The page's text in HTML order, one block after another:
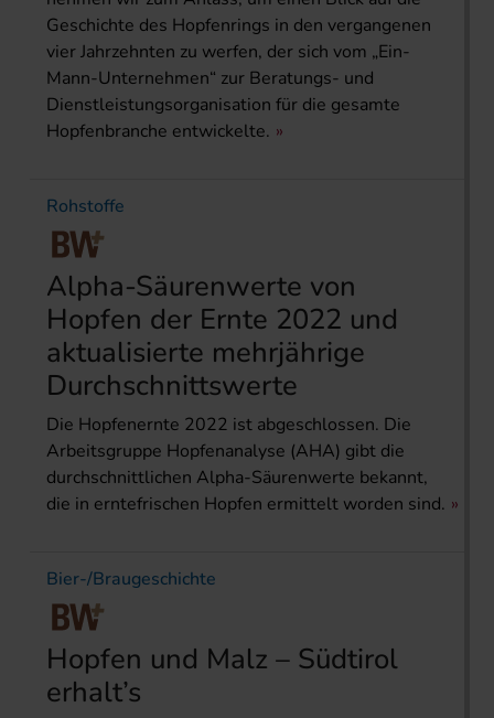
Geschichte des Hopfenrings in den vergangenen
vier Jahrzehnten zu werfen, der sich vom „Ein-
Mann-Unternehmen“ zur Beratungs- und
Dienstleistungsorganisation für die gesamte
Hopfenbranche entwickelte.
Rohstoffe
Alpha-Säurenwerte von
Hopfen der Ernte 2022 und
aktualisierte mehrjährige
Durchschnittswerte
Die Hopfenernte 2022 ist abgeschlossen. Die
Arbeitsgruppe Hopfenanalyse (AHA) gibt die
durchschnittlichen Alpha-Säurenwerte bekannt,
die in erntefrischen Hopfen ermittelt worden sind.
Bier-/Braugeschichte
Hopfen und Malz – Südtirol
erhalt’s